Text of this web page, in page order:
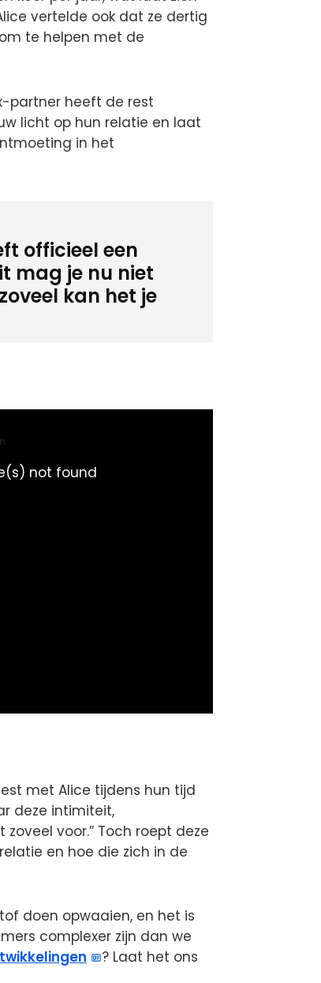
vertelde ook dat ze dertig
te helpen met de
partner heeft de rest
licht op hun relatie en laat
in het
officieel een
mag je nu niet
kan het je
not found
met Alice tijdens hun tijd
deze intimiteit,
voor.” Toch roept deze
en hoe die zich in de
doen opwaaien, en het is
complexer zijn dan we
? Laat het ons